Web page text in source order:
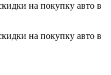
на покупку авто в
на покупку авто в